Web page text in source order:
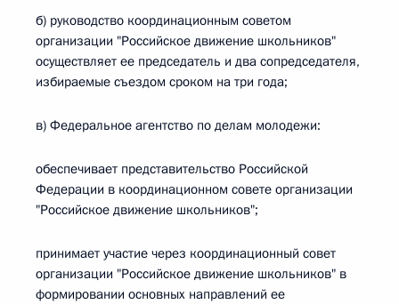
б) руководство координационным советом
организации "Российское движение школьников"
осуществляет ее председатель и два сопредседателя,
избираемые съездом сроком на три года;
в) Федеральное агентство по делам молодежи:
обеспечивает представительство Российской
Федерации в координационном совете организации
"Российское движение школьников";
принимает участие через координационный совет
организации "Российское движение школьников" в
формировании основных направлений ее